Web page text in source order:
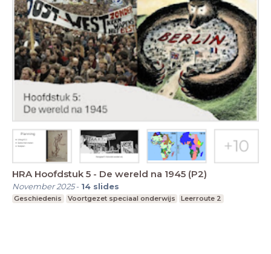
HRA Hoofdstuk 5 - De wereld na 1945 (P2)
November 2025- 14 slides
Geschiedenis Voortgezet speciaal onderwijs Leerroute 2